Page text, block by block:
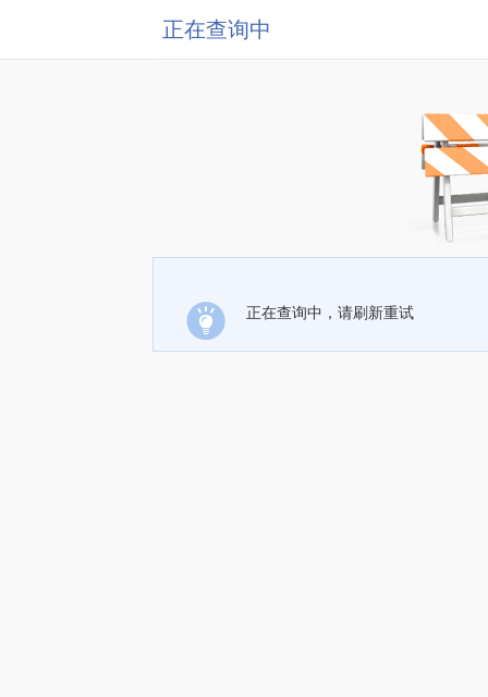
正在查询中
正在查询中，请刷新重试